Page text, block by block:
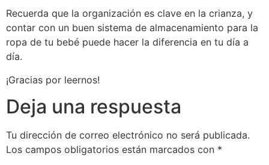
Recuerda que la organización es clave en la crianza, y
contar con un buen sistema de almacenamiento para la
ropa de tu bebé puede hacer la diferencia en tu día a
día.
¡Gracias por leernos!
Deja una respuesta
Tu dirección de correo electrónico no será publicada.
Los campos obligatorios están marcados con *